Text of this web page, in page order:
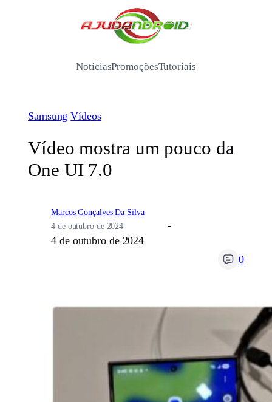
/
NotíciasPromoçõesTutoriais
Samsung Vídeos
Vídeo mostra um pouco da
One UI 7.0
Marcos Gonçalves Da Silva
4 de outubro de 2024
4 de outubro de 2024
0